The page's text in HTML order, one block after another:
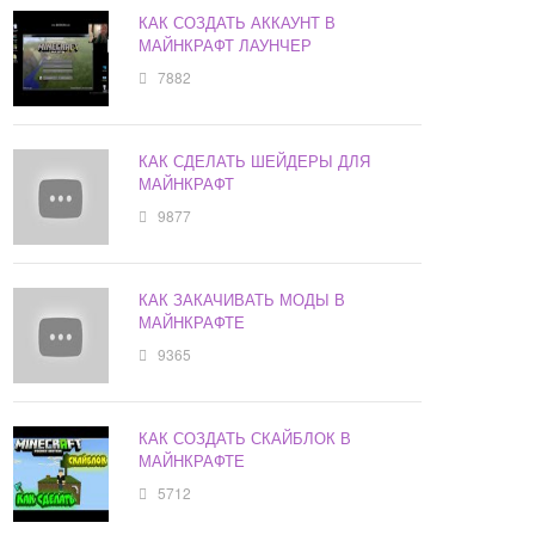
КАК СОЗДАТЬ АККАУНТ В
МАЙНКРАФТ ЛАУНЧЕР
7882
КАК СДЕЛАТЬ ШЕЙДЕРЫ ДЛЯ
МАЙНКРАФТ
9877
КАК ЗАКАЧИВАТЬ МОДЫ В
МАЙНКРАФТЕ
9365
КАК СОЗДАТЬ СКАЙБЛОК В
МАЙНКРАФТЕ
5712